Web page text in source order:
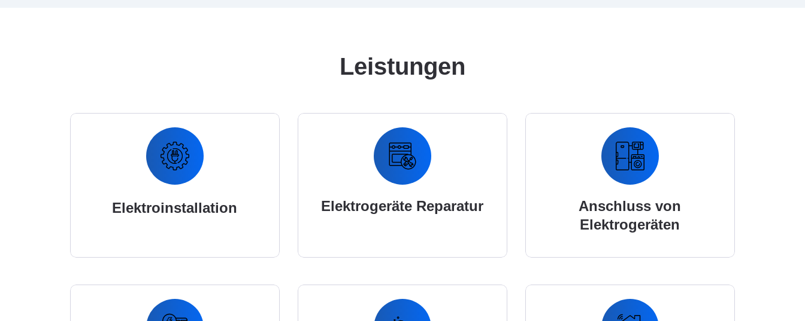
Leistungen
Elektroinstallation Elektrogeräte Reparatur
Anschluss von
Elektrogeräten